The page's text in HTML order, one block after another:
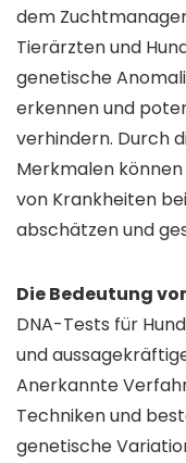
dem
Tierärzten und
genetische
erkennen und
verhindern. Durch
Merkmalen
von Krankheiten
abschätzen und
Die Bedeutung
DNA-Tests für
und
Anerkannte
Techniken und
genetische